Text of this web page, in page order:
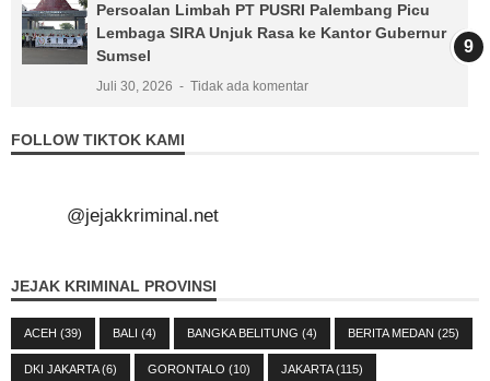
Persoalan Limbah PT PUSRI Palembang Picu
Lembaga SIRA Unjuk Rasa ke Kantor Gubernur
Sumsel
Juli 30, 2026 Tidak ada komentar
FOLLOW TIKTOK KAMI
@jejakkriminal.net
JEJAK KRIMINAL PROVINSI
ACEH (39) BALI (4) BANGKA BELITUNG (4) BERITA MEDAN (25)
DKI JAKARTA(6) GORONTALO (10) JAKARTA(115)